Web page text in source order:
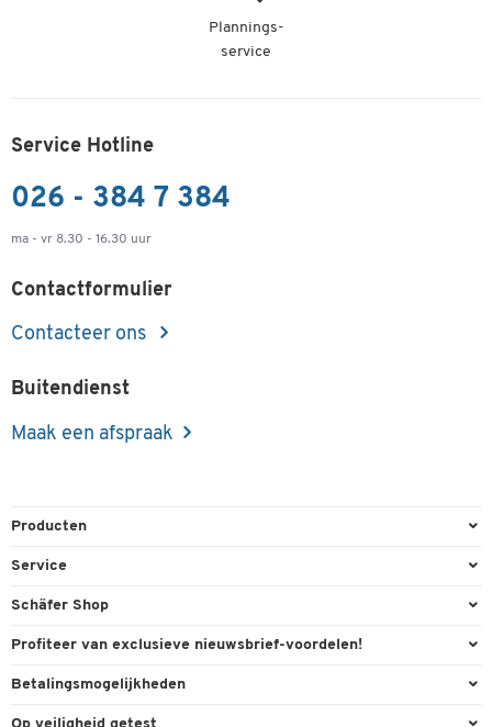
Plannings-
service
Service Hotline
026 - 384 7 384
ma - vr 8.30 - 16.30 uur
Contactformulier
Contacteer ons
Buitendienst
Maak een afspraak
Producten
Kantoorbenodigdheden
Milieutechniek
Reiniging & hygiëne
Service
Bestelling herroepen
Schäfer Shop
Algemene voorwaarden
Profiteer van exclusieve nieuwsbrief-voordelen!
Welkomstgeschenk
Betalingsmogelijkheden
Paypal